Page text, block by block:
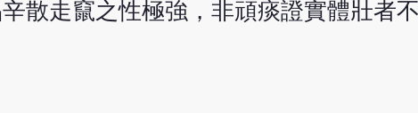
散走竄之性極強，非頑痰證實體壯者